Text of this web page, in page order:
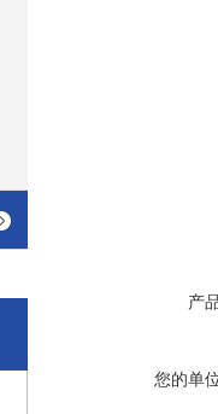
产
您的单